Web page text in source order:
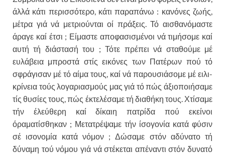
άλλά κάτι περισσότερο, κάτι παραπάνω : κανόνες ζωής,
μέτρα γιά νά μετριούνται οί πράξεις. Τό αισθανό­μαστε
άραγε καί έτσι ; Είμαστε αποφασισμένοι νά τιμή­σομε καί
αυτή τή διάστασή του ; Τότε πρέπει νά σταθού­με μέ
ευλάβεια μπροστά στίς εικόνες των Πατέρων πού τό
σφράγισαν μέ τό αίμα τους, καί νά παρουσιάσομε μέ ειλι­
κρίνεια τούς λογαριασμούς μας γιά τό πώς άξιοποιήσαμε
τίς θυσίες τους, πώς έκτελέσαμε τή διαθήκη τους. Χτί­σαμε
τήν έλεύθερη καί δίκαιη πατρίδα πού εκείνοι
όραματίσθηκαν ; Μετατρέψαμε τήν ίσογονία κατά φύσιν
σέ ισονομία κατά νόμον ; Δώσαμε στόν αδύνατο τή
δύναμη τού νόμου γιά νά στέκεται απέναντι στόν δυνατό